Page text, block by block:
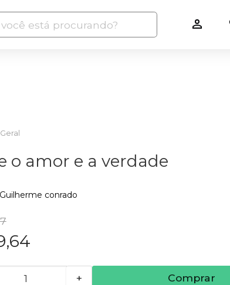
Geral
o amor e a verdade
Guilherme conrado
+ Comprar